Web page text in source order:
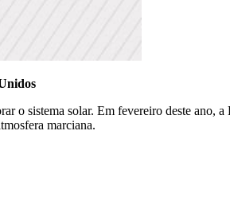
o sistema solar. Em fevereiro deste ano,
marciana.